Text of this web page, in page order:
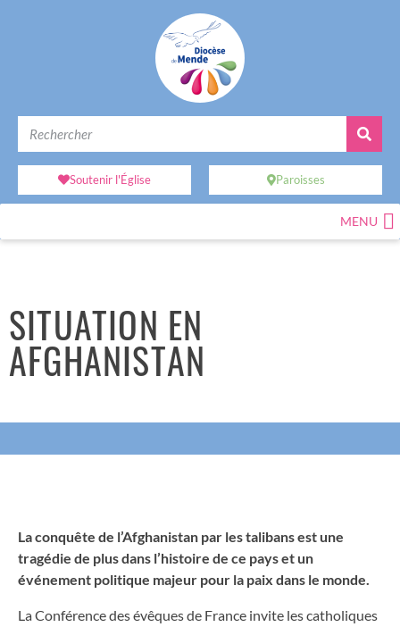
Soutenir l'Église Paroisses
MENU
SITUATION EN
AFGHANISTAN
La conquête de l’Afghanistan par les talibans est une
tragédie de plus dans l’histoire de ce pays et un
événement politique majeur pour la paix dans le monde.
La Conférence des évêques de France invite les catholiques